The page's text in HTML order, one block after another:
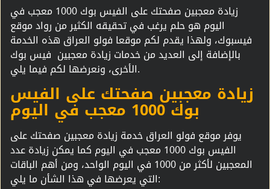
زيادة معجبين صفحتك على الفيس بوك 1000 معجب في
اليوم هو حلم يرغب في تحقيقه الكثير من رواد موقع
فيسبوك، ولهذا يقدم لكم موقعا فولو العراق هذه الخدمة
بالإضافة إلى العديد من خدمات زيادة معجبين فيس بوك
الأخرى، ونعرضها لكم فيما يلي.
زيادة معجبين صفحتك على الفيس
بوك 1000 معجب في اليوم
يوفر موقع فولو العراق خدمة زيادة معجبين صفحتك على
الفيس بوك 1000 معجب في اليوم كما يمكن زيادة عدد
المعجبين لأكثر من 1000 في اليوم الواحد، ومن أهم الباقات
التي يعرضها في هذا الشأن ما يلي: